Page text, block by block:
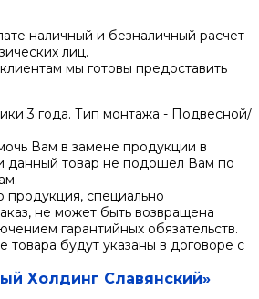
наличный и безналичный расчет
лиц.
мы готовы предоставить
3 года. Тип монтажа - Подвесной/
Вам в замене продукции в
данный товар не подошел Вам по
продукция, специально
не может быть возвращена
гарантийных обязательств.
товара будут указаны в договоре с
Холдинг Славянский»